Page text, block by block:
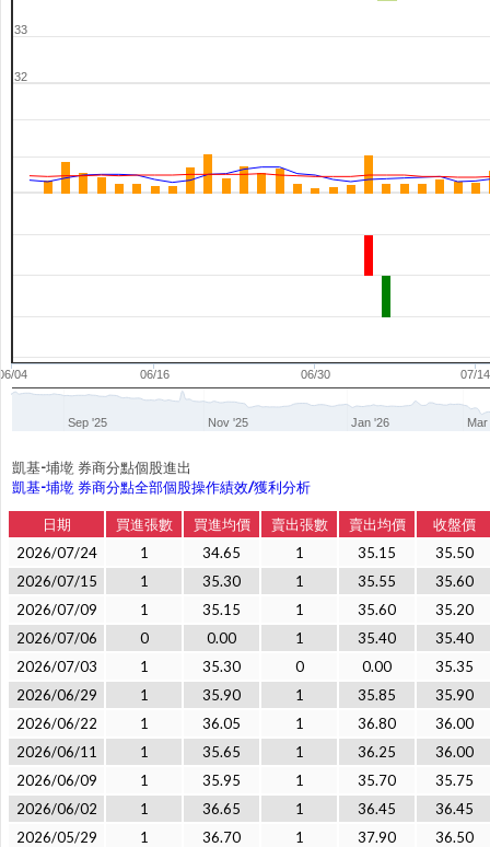
04 06/16 06/30 07/14
32
33
Sep '25 Nov '25 Jan '26 Mar
凱基-埔墘 券商分點個股進出
凱基-埔墘 券商分點全部個股操作績效/獲利分析
日期 買進張數 買進均價 賣出張數 賣出均價
收盤價
2026/07/24
1 34.65 1 35.15
35.50
2026/07/15
1 35.30 1 35.55
35.60
2026/07/09
1 35.15 1 35.60
35.20
2026/07/06
0 0.00 1 35.40
35.40
2026/07/03
1 35.30 0 0.00
35.35
2026/06/29
1 35.90 1 35.85
35.90
2026/06/22
1 36.05 1 36.80
36.00
2026/06/11
1 35.65 1 36.25
36.00
2026/06/09
1 35.95 1 35.70
35.75
2026/06/02
1 36.65 1 36.45
36.45
2026/05/29
1 36.70 1 37.90
36.50